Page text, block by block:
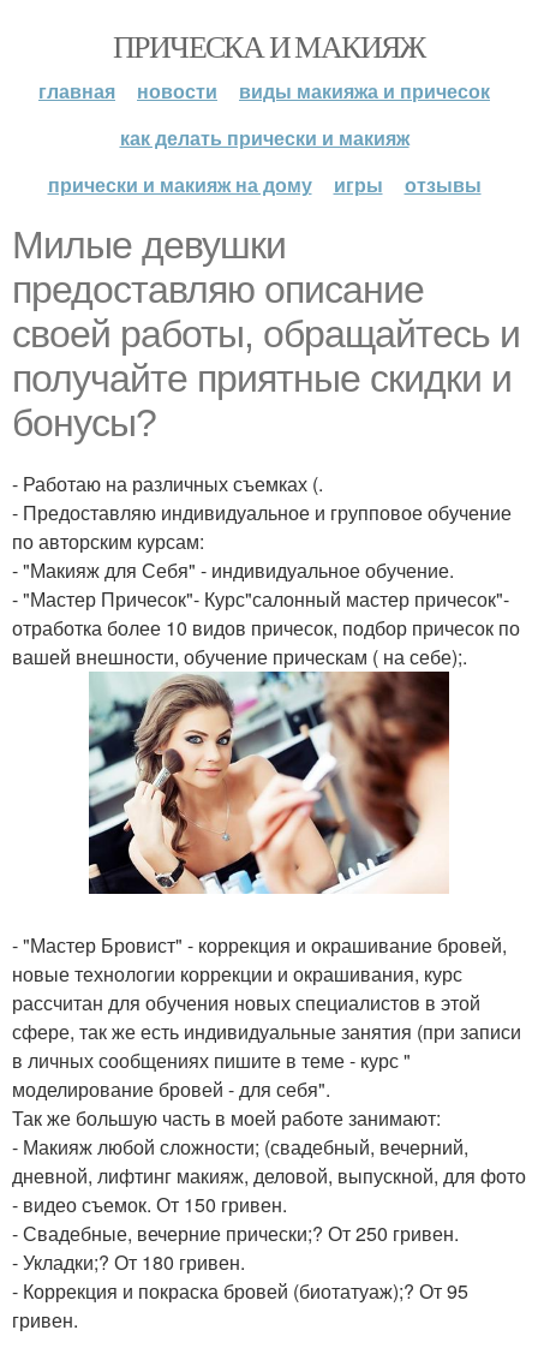
ПРИЧЕСКА И МАКИЯЖ
главная новости
виды макияжа и причесок
как делать прически и макияж
прически и макияж на дому
игры отзывы
Милые девушки
предоставляю описание
своей работы, обращайтесь и
получайте приятные скидки и
бонусы?
- Работаю на различных съемках (.
- Предоставляю индивидуальное и групповое обучение
по авторским курсам:
- "Макияж для Себя" - индивидуальное обучение.
- "Мастер Причесок"- Курс"салонный мастер причесок"-
отработка более 10 видов причесок, подбор причесок по
вашей внешности, обучение прическам ( на себе);.
- "Мастер Бровист" - коррекция и окрашивание бровей,
новые технологии коррекции и окрашивания, курс
рассчитан для обучения новых специалистов в этой
сфере, так же есть индивидуальные занятия (при записи
в личных сообщениях пишите в теме - курс "
моделирование бровей - для себя".
Так же большую часть в моей работе занимают:
- Макияж любой сложности; (свадебный, вечерний,
дневной, лифтинг макияж, деловой, выпускной, для фото
- видео съемок. От 150 гривен.
- Свадебные, вечерние прически;? От 250 гривен.
- Укладки;? От 180 гривен.
- Коррекция и покраска бровей (биотатуаж);? От 95
гривен.